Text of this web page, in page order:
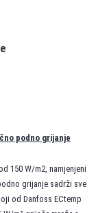
podno grijanje
150 W/m2, namjenjeni
grijanje sadrži sve
od Danfoss ECtemp